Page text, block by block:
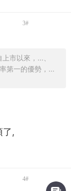
3#
市以來，...、
第一的優勢，...
了,
4#